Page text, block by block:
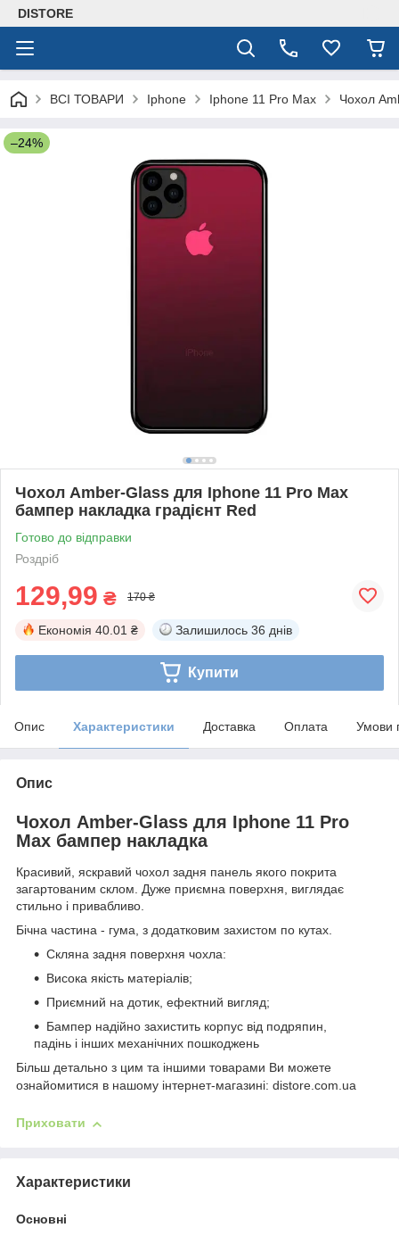
DISTORE
ВСІ ТОВАРИ Iphone Iphone 11 Pro Max Чохол
–24%
Чохол Amber-Glass для Iphone 11 Pro Max
бампер накладка градієнт Red
Готово до відправки
Роздріб
129,99 ₴ 170 ₴
Економія 40.01 ₴ Залишилось 36 днів
Купити
Опис Характеристики Доставка Оплата Умови
Опис
Чохол Amber-Glass для Iphone 11 Pro
Max бампер накладка
Красивий, яскравий чохол задня панель якого покрита
загартованим склом. Дуже приємна поверхня, виглядає
стильно і привабливо.
Бічна частина - гума, з додатковим захистом по кутах.
Скляна задня поверхня чохла:
Висока якість матеріалів;
Приємний на дотик, ефектний вигляд;
Бампер надійно захистить корпус від подряпин,
падінь і інших механічних пошкоджень
Більш детально з цим та іншими товарами Ви можете
ознайомитися в нашому інтернет-магазині: distore.com.ua
Приховати
Характеристики
Основні